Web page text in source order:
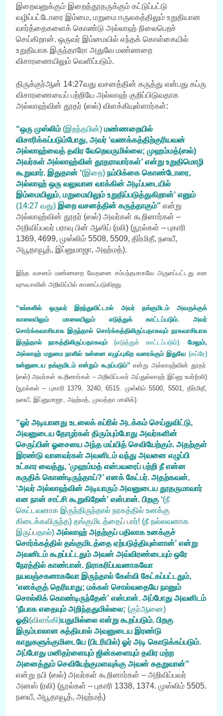
இறைவனுக்கும் இறைத்தூதருக்கும் கட்டுப்பட்டு
வழிப்பட்டோரை இம்மை, மறுமை ஈருலகத்திலும் உறுதியான
வார்த்தைகளைக் கொண்டு அல்லாஹ் நிலைபெறச்
செய்கிறான். ஒருவர் இம்மையில் எந்தக் கொள்கையில்
உறுதியாக இருந்தாரோ அதுவே மண்ணறை
விசாரணையிலும் வெளிப்படும்.
திருக்குர்ஆன் 14:27வது வசனத்தின் கருத்து என்பது கப்ரு
விசாரணையைப் பற்றியே அல்லாஹ் குறிப்பிடுவதாக
அல்லாஹ்வின் தூதர் (ஸல்) விளக்கியுள்ளார்கள்:
“ஒரு முஸ்லிம் (இறந்தபின்) மண்ணறையில்
விசாரிக்கப்படும்போது, அவர் ‘வணக்கத்திற்குரியவன்
அல்லாஹ்வைத் தவிர வேறெவருமில்லை; முஹம்மத்(ஸல்)
அவர்கள் அல்லாஹ்வின் தூதராவார்கள்’ என்று உறுதிமொழி
கூறுவார். இதுதான் ‘(இறை) நம்பிக்கை கொண்டோரை,
அல்லாஹ் ஒரு வலுவான வாக்கின் அடிப்படையில்
இம்மையிலும், மறுமையிலும் உறுதிப்படுத்துகிறான்’ எனும்
(14:27 வது) இறை வசனத்தின் கருத்தாகும்” என்று
அல்லாஹ்வின் தூதர் (ஸல்) அவர்கள் கூறினார்கள் –
அறிவிப்பவர் பராவு பின் ஆஸிப் (ரலி) (நூல்கள் – புகாரி
1369, 4699, முஸ்லிம் 5508, 5509, திர்மிதீ, நஸயீ,
அபூதாவூத், இப்னுமாஜா, அஹ்மத்).
இந்த வசனம் மண்ணறை வேதனை சம்பந்தமாகவே அருளப்பட்டது என
ஷுஃபாவின் அறிவிப்பில் காணப்படுகிறது.
“உங்களில் ஒருவர் இறந்துவிட்டால் அவர் தங்குமிடம் அவருக்குக்
காலையிலும் மாலையிலும் எடுத்துக் காட்டப்படும். அவர்
சொர்க்கவாசியாக இருந்தால் சொர்க்கத்திலிருப்பதாகவும் நரகவாசியாக
இருந்தால் நரகத்திலிருப்பதாகவும் (எடுத்துக் காட்டப்படும்). மேலும்,
அல்லாஹ் மறுமை நாளில் உன்னை எழுப்புகிற வரைக்கும் இதுவே (கப்ரே)
உன்னுடைய தங்குமிடம் என்றும் கூறப்படும்” என்று அல்லாஹ்வின் தூதர்
(ஸல்) அவர்கள் கூறினார்கள் – அறிவிப்பவர் அப்துல்லாஹ் இப்னு உமர்(ரலி)
(நூல்கள் – புகாரி 1379, 3240, 6515. முஸ்லிம் 5500, 5501, திர்மிதீ,
நஸயீ, இப்னுமாஜா, அஹ்மத், முவத்தா மாலிக்).
“ஓர் அடியானது உடலைக் கப்ரில் அடக்கம் செய்துவிட்டு,
அவனுடைய தோழர்கள் திரும்பும்போது அவர்களின்
செருப்பின் ஓசையை அந்த மய்யித் செவியேற்கும். அதற்குள்
இரண்டு வானவர்கள் அவனிடம் வந்து அவனை எழுப்பி
உட்கார வைத்து, ‘முஹம்மத் என்பவரைப் பற்றி நீ என்ன
கருதிக் கொண்டிருந்தாய்?’ எனக் கேட்பர். அதற்கவன்,
‘அவர் அல்லாஹ்வின் அடியாரும் அவனுடைய தூதருமாவார்
என நான் சாட்சி கூறுகிறேன்’ என்பான். பிறகு ‘(நீ
கெட்டவனாக இருந்திருந்தால் நரகத்தில் உனக்கு
கிடைக்கவிருந்த) தங்குமிடத்தைப் பார்! (நீ நல்லவனாக
இருப்பதால்) அல்லாஹ் அதற்குப் பதிலாக உனக்குச்
சொர்க்கத்தில் தங்குமிடத்தை ஏற்படுத்தியுள்ளான்’ என்று
அவனிடம் கூறப்பட்டதும் அவன் அவ்விரண்டையும் ஒரே
நேரத்தில் காண்பான். நிராகரிப்பவனாகவோ
நயவஞ்சகனாகவோ இருந்தால் கேள்வி கேட்கப்பட்டதும்,
‘எனக்குத் தெரியாது; மக்கள் சொல்வதையே நானும்
சொல்லிக் கொண்டிருந்தேன்’ என்பான். அப்போது அவனிடம்
‘நீயாக எதையும் அறிந்ததுமில்லை; (குர்ஆனை)
ஓதி(விளங்கி)யதுமில்லை என்று கூறப்படும். பிறகு
இரும்பாலான சுத்தியால் அவனுடைய இரண்டு
காதுகளுக்குமிடையே (பிடரியில்) ஓர் அடி கொடுக்கப்படும்.
அப்போது மனிதர்ளையும் ஜின்களையும் தவிர மற்ற
அனைத்தும் செவியேற்குமளவுக்கு அவன் கதறுவான்”
என்று நபி (ஸல்) அவர்கள் கூறினார்கள் – அறிவிப்பவர்
அனஸ் (ரலி) (நூல்கள் – புகாரி 1338, 1374. முஸ்லிம் 5505.
நஸயீ, அபூதாவூத், அஹ்மத்)